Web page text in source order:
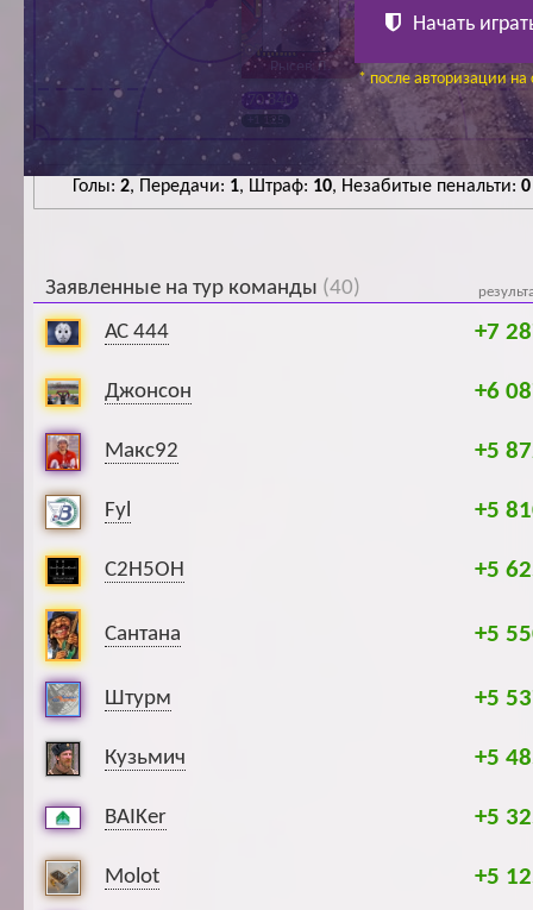
Начать
* после авторизации на
Рысев Д.
70 840
+1 125
Голы: 2, Передачи: 1, Штраф: 10, Незабитые пенальти: 0
Заявленные на тур команды (40)
АС 444 +7
Джонсон +6
Макс92 +5
Fyl +5
C2H5OH +5
Сантана +5
Штурм +5
Кузьмич +5
BAIKer +5
Molot +5